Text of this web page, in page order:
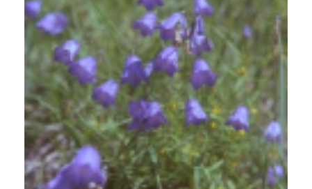
Grasklokje
Campanula rotundifolia